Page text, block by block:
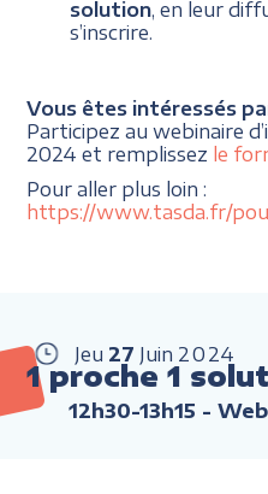
solution, en leur
s’inscrire.
Vous êtes intéressés
Participez au webinaire
2024 et remplissez le
Pour aller plus loin :
https://www.tasda.fr/
Jeu 27 Juin 2024
1 proche 1
12h30-13h15 -